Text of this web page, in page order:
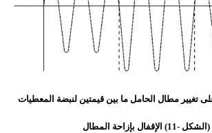
(الشكل -11) الإقفال بإزاحة المطال